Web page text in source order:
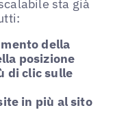
sta già
della
posizione
di clic sulle
in più al sito